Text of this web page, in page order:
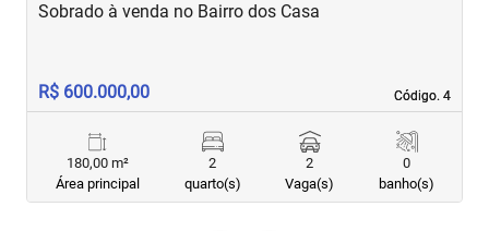
Código. 4
Código. 4
Sobrado à venda no Bairro dos Casa
R$ 600.000,00
180,00 m²
Área principal
2
quarto(s)
2
Vaga(s)
0
banho(s)